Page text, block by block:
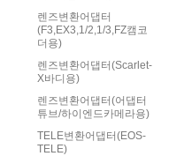
렌즈변환어댑터
(F3,EX3,1/2,1/3,FZ캠코
더용)
렌즈변환어댑터(Scarlet-
X바디용)
렌즈변환어댑터(어댑터
튜브/하이엔드카메라용)
TELE변환어댑터(EOS-
TELE)